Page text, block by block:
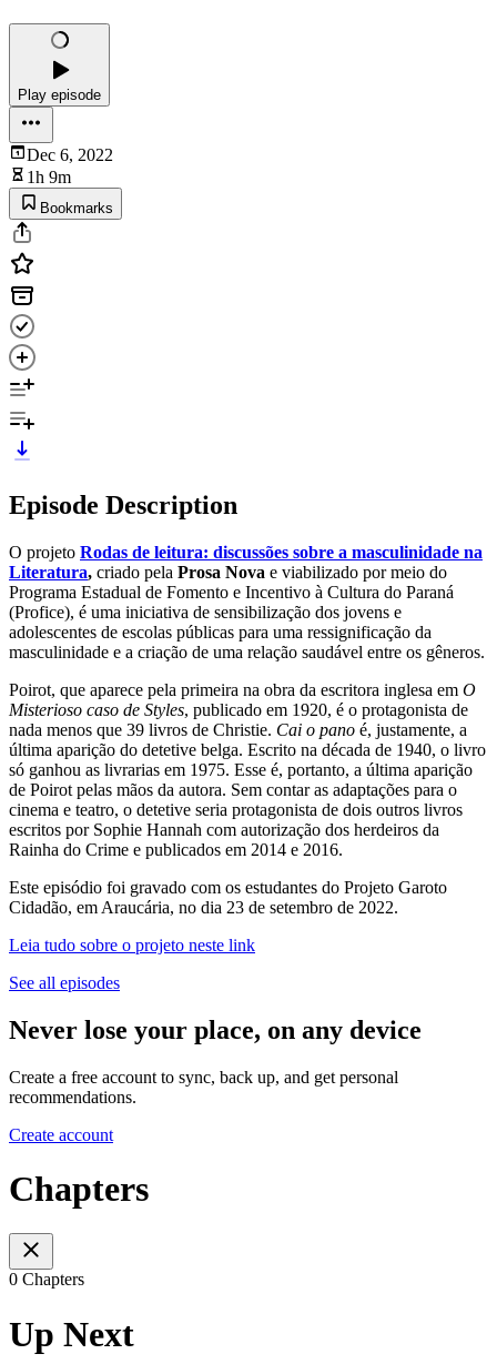
Play episode
Dec 6, 2022
1h 9m
Bookmarks
Episode Description
O projeto Rodas de leitura: discussões sobre a masculinidade na
Literatura, criado pela Prosa Nova e viabilizado por meio do
Programa Estadual de Fomento e Incentivo à Cultura do Paraná
(Profice), é uma iniciativa de sensibilização dos jovens e
adolescentes de escolas públicas para uma ressignificação da
masculinidade e a criação de uma relação saudável entre os gêneros.
Poirot, que aparece pela primeira na obra da escritora inglesa em O
Misterioso caso de Styles, publicado em 1920, é o protagonista de
nada menos que 39 livros de Christie. Cai o pano é, justamente, a
última aparição do detetive belga. Escrito na década de 1940, o livro
só ganhou as livrarias em 1975. Esse é, portanto, a última aparição
de Poirot pelas mãos da autora. Sem contar as adaptações para o
cinema e teatro, o detetive seria protagonista de dois outros livros
escritos por Sophie Hannah com autorização dos herdeiros da
Rainha do Crime e publicados em 2014 e 2016.
Este episódio foi gravado com os estudantes do Projeto Garoto
Cidadão, em Araucária, no dia 23 de setembro de 2022.
Leia tudo sobre o projeto neste link
See all episodes
Never lose your place, on any device
Create a free account to sync, back up, and get personal
recommendations.
Create account
Chapters
0 Chapters
Up Next